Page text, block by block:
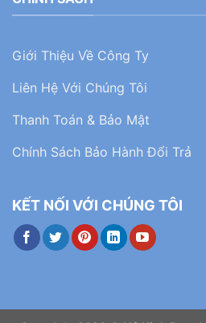
Giới Thiệu Về Công Ty
Liên Hệ Với Chúng Tôi
Thanh Toán & Bảo Mật
Chính Sách Bảo Hành Đổi Trả
KẾT NỐI VỚI CHÚNG TÔI